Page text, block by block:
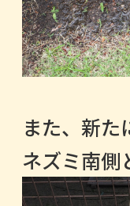
また、新た
ネズミ南側